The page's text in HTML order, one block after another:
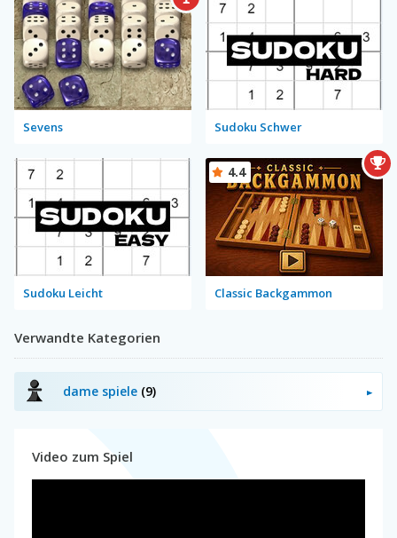
Sevens Sudoku Schwer
Sudoku Leicht Classic Backgammon
4.4
Verwandte Kategorien
dame spiele (9)
Video zum Spiel